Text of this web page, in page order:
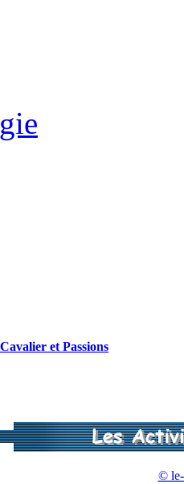
Cavalier et Passions
© le-